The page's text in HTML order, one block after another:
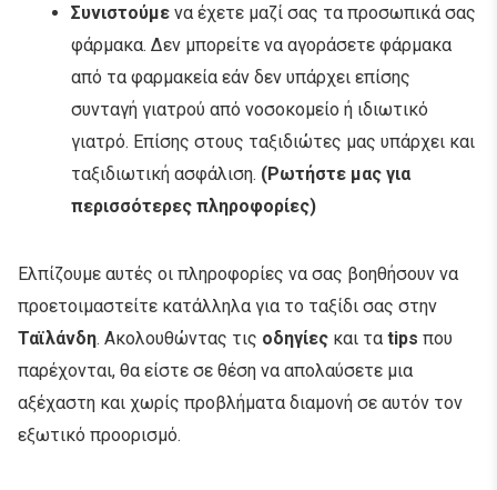
Συνιστούμε να έχετε μαζί σας τα προσωπικά σας
φάρμακα. Δεν μπορείτε να αγοράσετε φάρμακα
από τα φαρμακεία εάν δεν υπάρχει επίσης
συνταγή γιατρού από νοσοκομείο ή ιδιωτικό
γιατρό. Επίσης στους ταξιδιώτες μας υπάρχει και
ταξιδιωτική ασφάλιση. (Ρωτήστε μας για
περισσότερες πληροφορίες)
Ελπίζουμε αυτές οι πληροφορίες να σας βοηθήσουν να
προετοιμαστείτε κατάλληλα για το ταξίδι σας στην
Ταϊλάνδη. Ακολουθώντας τις οδηγίες και τα tips που
παρέχονται, θα είστε σε θέση να απολαύσετε μια
αξέχαστη και χωρίς προβλήματα διαμονή σε αυτόν τον
εξωτικό προορισμό.